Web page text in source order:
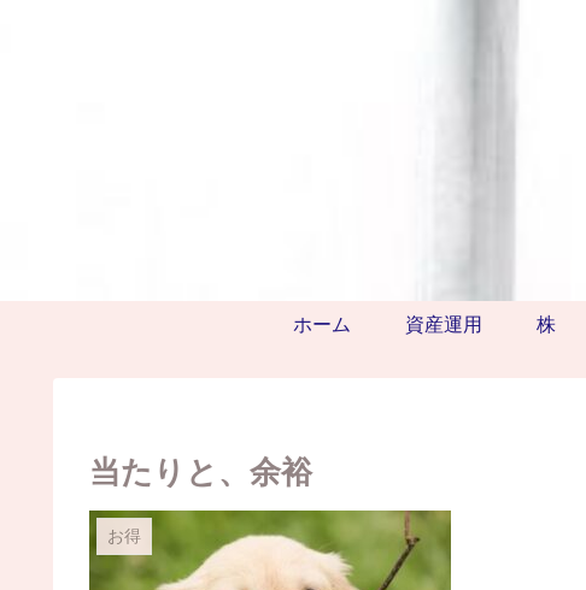
ホーム 資産運用 株
当たりと、余裕
お得